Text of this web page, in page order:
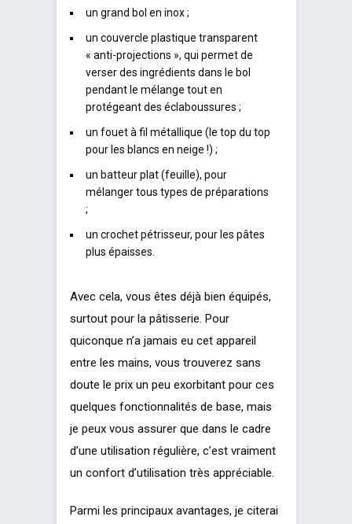
un grand bol en inox ;
un couvercle plastique transparent
« anti-projections », qui permet de
verser des ingrédients dans le bol
pendant le mélange tout en
protégeant des éclaboussures ;
un fouet à fil métallique (le top du top
pour les blancs en neige !) ;
un batteur plat (feuille), pour
mélanger tous types de préparations
;
un crochet pétrisseur, pour les pâtes
plus épaisses.
Avec cela, vous êtes déjà bien équipés,
surtout pour la pâtisserie. Pour
quiconque n’a jamais eu cet appareil
entre les mains, vous trouverez sans
doute le prix un peu exorbitant pour ces
quelques fonctionnalités de base, mais
je peux vous assurer que dans le cadre
d’une utilisation régulière, c’est vraiment
un confort d’utilisation très appréciable.
Parmi les principaux avantages, je citerai